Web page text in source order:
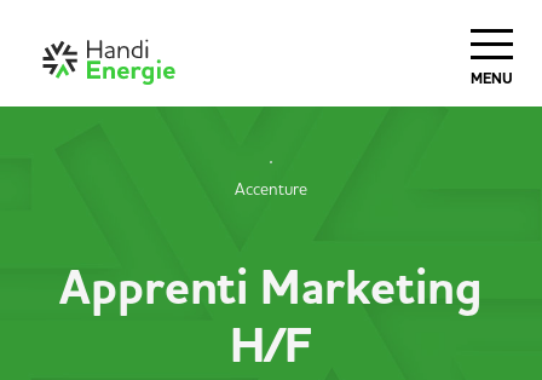
MENU
Accenture
Apprenti Marketing
H/F